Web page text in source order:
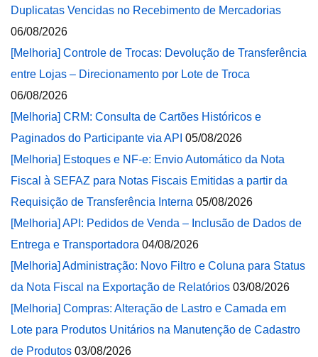
Duplicatas Vencidas no Recebimento de Mercadorias
06/08/2026
[Melhoria] Controle de Trocas: Devolução de Transferência
entre Lojas – Direcionamento por Lote de Troca
06/08/2026
[Melhoria] CRM: Consulta de Cartões Históricos e
Paginados do Participante via API 05/08/2026
[Melhoria] Estoques e NF-e: Envio Automático da Nota
Fiscal à SEFAZ para Notas Fiscais Emitidas a partir da
Requisição de Transferência Interna 05/08/2026
[Melhoria] API: Pedidos de Venda – Inclusão de Dados de
Entrega e Transportadora 04/08/2026
[Melhoria] Administração: Novo Filtro e Coluna para Status
da Nota Fiscal na Exportação de Relatórios 03/08/2026
[Melhoria] Compras: Alteração de Lastro e Camada em
Lote para Produtos Unitários na Manutenção de Cadastro
de Produtos 03/08/2026